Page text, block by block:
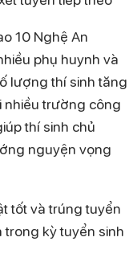
10 Nghệ An
phụ huynh và
lượng thí sinh tăng
nhiều trường công
thí sinh chủ
nguyện vọng
tốt và trúng tuyển
trong kỳ tuyển sinh